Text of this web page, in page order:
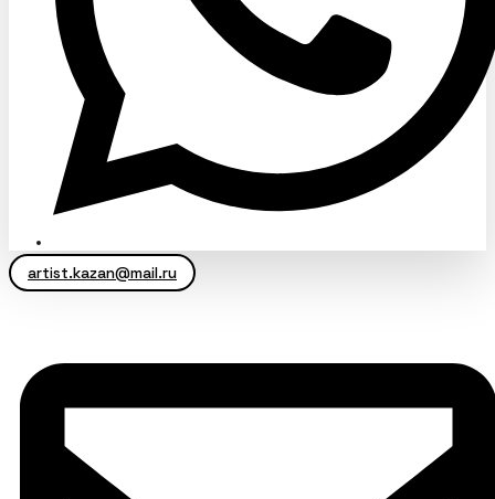
artist.kazan@mail.ru